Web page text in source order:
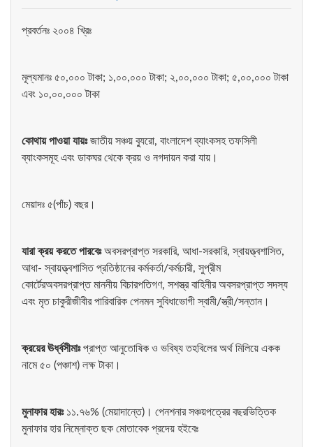
প্রবর্তনঃ ২০০৪ খ্রিঃ
মূল্যমানঃ ৫০,০০০ টাকা; ১,০০,০০০ টাকা; ২,০০,০০০ টাকা; ৫,০০,০০০ টাকা
এবং ১০,০০,০০০ টাকা
কোথায় পাওয়া যায়ঃজাতীয় সঞ্চয় ব্যুরো, বাংলাদেশ ব্যাংকসহ তফসিলী
ব্যাংকসমূহ এবং ডাকঘর থেকে ক্রয় ও নগদায়ন করা যায়।
মেয়াদঃ ৫(পাঁচ) বছর।
যারা ক্রয় করতে পারবেঃঅবসরপ্রাপ্ত সরকারি, আধা-সরকারি, স্বায়ত্ত্বশাসিত,
আধা- স্বায়ত্ত্বশাসিত প্রতিষ্ঠানের কর্মকর্তা/কর্মচারী, সুপ্রীম
কোর্টেরঅবসরপ্রাপ্ত মাননীয় বিচারপতিগণ, সশস্ত্র বাহিনীর অবসরপ্রাপ্ত সদস্য
এবং মৃত চাকুরীজীবীর পারিবারিক পেনমন সুবিধাভোগী স্বামী/স্ত্রী/সন্তান।
ক্রয়ের ঊর্ধ্বসীমাঃপ্রাপ্ত আনুতোষিক ও ভবিষ্য তহবিলের অর্থ মিলিয়ে একক
নামে ৫০ (পঞ্চাশ) লক্ষ টাকা।
মুনাফার হারঃ১১.৭৬% (মেয়াদান্তে)। পেনশনার সঞ্চয়পত্রের বছরভিত্তিক
মুনাফার হার নিম্নোক্ত ছক মোতাবেক প্রদেয় হইবেঃ